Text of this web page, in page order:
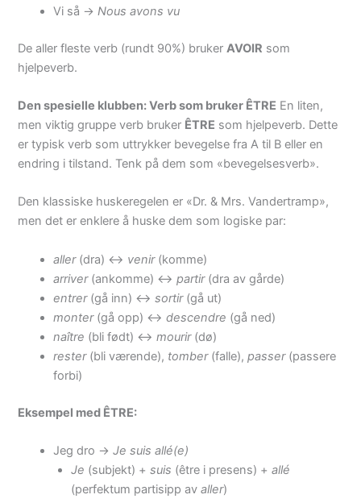
Vi så ->Nous avons vu
De aller fleste verb (rundt 90%) brukerAVOIR som
hjelpeverb.
Den spesielle klubben: Verb som bruker ÊTRE En liten,
men viktig gruppe verb bruker ÊTRE som hjelpeverb. Dette
er typisk verb som uttrykker bevegelse fra A til B eller en
endring i tilstand. Tenk på dem som «bevegelsesverb».
Den klassiske huskeregelen er «Dr. & Mrs. Vandertramp»,
men det er enklere å huske dem som logiske par:
aller(dra) <-> venir(komme)
arriver(ankomme) <->partir(dra av gårde)
entrer(gå inn) <->sortir(gå ut)
monter(gå opp) <->descendre (gå ned)
naître (bli født) <->mourir(dø)
rester(bli værende), tomber(falle),passer(passere
forbi)
Eksempel med ÊTRE:
Jeg dro ->Je suis allé(e)
Je (subjekt) +suis (être i presens) +allé
(perfektum partisipp avaller)